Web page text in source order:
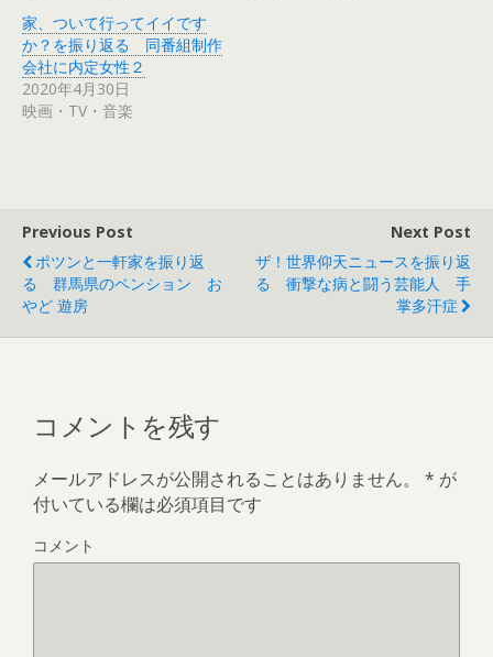
し
い
ウ
ィ
ン
ド
ウ
で
開
ク
し
て
く
だ
さ
い
(
新
で
開
き
ま
す
)
家、ついて行ってイイです
か？を振り返る 同番組制作
会社に内定女性２
2020年4月30日
映画・TV・音楽
Previous Post
ポツンと一軒家を振り返
る 群馬県のペンション お
やど 遊房
Next Post
ザ！世界仰天ニュースを振り返
る 衝撃な病と闘う芸能人 手
掌多汗症
コメントを残す
メールアドレスが公開されることはありません。 * が
付いている欄は必須項目です
コメント